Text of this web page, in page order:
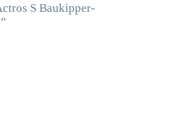
S Baukipper-